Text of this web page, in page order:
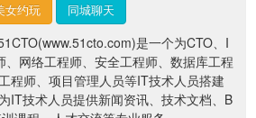
女约玩 同城聊天
是一个为CTO、I
网络工程师、安全工程师、数据库工程
程师、项目管理人员等IT技术人员搭建
IT技术人员提供新闻资讯、技术文档、B